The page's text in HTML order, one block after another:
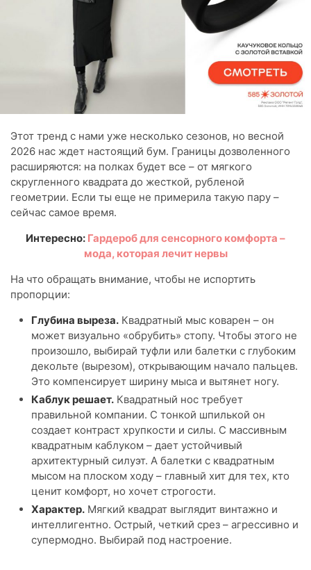
Этот тренд с нами уже несколько сезонов, но весной
2026 нас ждет настоящий бум. Границы дозволенного
расширяются: на полках будет все – от мягкого
скругленного квадрата до жесткой, рубленой
геометрии. Если ты еще не примерила такую пару –
сейчас самое время.
Интересно: Гардероб для сенсорного комфорта –
мода, которая лечит нервы
На что обращать внимание, чтобы не испортить
пропорции:
Глубина выреза. Квадратный мыс коварен – он
может визуально «обрубить» стопу. Чтобы этого не
произошло, выбирай туфли или балетки с глубоким
декольте (вырезом), открывающим начало пальцев.
Это компенсирует ширину мыса и вытянет ногу.
Каблук решает. Квадратный нос требует
правильной компании. С тонкой шпилькой он
создает контраст хрупкости и силы. С массивным
квадратным каблуком – дает устойчивый
архитектурный силуэт. А балетки с квадратным
мысом на плоском ходу – главный хит для тех, кто
ценит комфорт, но хочет строгости.
Характер. Мягкий квадрат выглядит винтажно и
интеллигентно. Острый, четкий срез – агрессивно и
супермодно. Выбирай под настроение.